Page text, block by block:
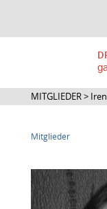
MITGLIEDER >
Mitglieder